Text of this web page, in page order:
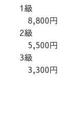
1級
8,800円
2級
5,500円
3級
3,300円